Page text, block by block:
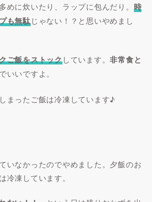
めに炊いたり、ラップに包んだり。 時
も無駄じゃない！？と思いやめまし
ご飯をストックしています。非常食と
いいですよ。
まったご飯は冷凍しています♪
いなかったのでやめました。夕飯のお
冷凍しています。